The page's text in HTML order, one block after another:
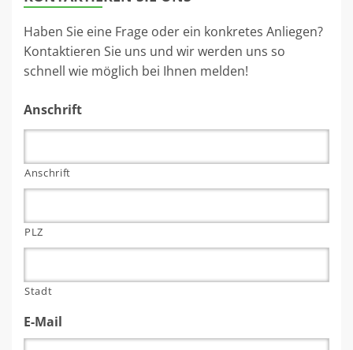
Haben Sie eine Frage oder ein konkretes Anliegen?
Kontaktieren Sie uns und wir werden uns so
schnell wie möglich bei Ihnen melden!
Anschrift
Anschrift
PLZ
Stadt
E-Mail